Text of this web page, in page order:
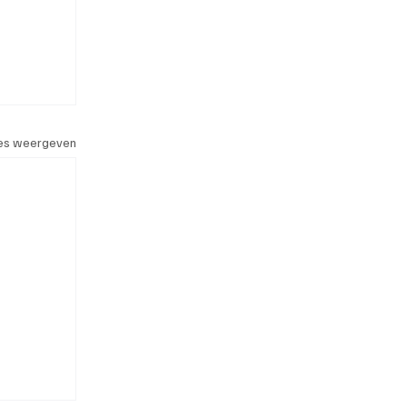
weergeven